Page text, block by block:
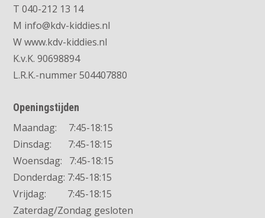
T 040-212 13 14
M info@kdv-kiddies.nl
Wwww.kdv-kiddies.nl
K.v.K.90698894
L.R.K.-nummer 504407880
Openingstijden
Maandag: 7:45-18:15
Dinsdag: 7:45-18:15
Woensdag: 7:45-18:15
Donderdag: 7:45-18:15
Vrijdag: 7:45-18:15
Zaterdag/Zondag gesloten